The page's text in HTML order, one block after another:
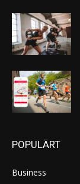
POPULÄRT
Business